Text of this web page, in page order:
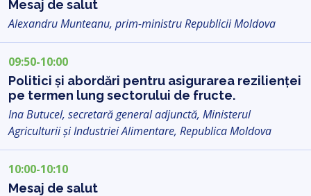
Mesaj de salut
Alexandru Munteanu, prim-ministru Republicii Moldova
09:50-10:00
Politici și abordări pentru asigurarea rezilienței
pe termen lung sectorului de fructe.
Ina Butucel, secretară general adjunctă, Ministerul
Agriculturii și Industriei Alimentare, Republica Moldova
10:00-10:10
Mesaj de salut